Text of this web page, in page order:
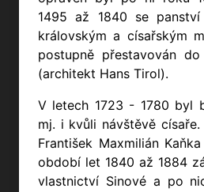
1495 až 1840 se
královským a císařským
postupně přestavován
(architekt Hans Tirol).
V letech 1723 - 1780 byl
mj. i kvůli návštěvě
František Maxmilián
období let 1840 až 1884
vlastnictví Sinové a po